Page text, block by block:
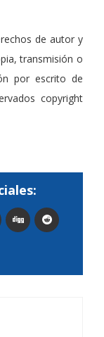
de autor y
transmisión o
por escrito de
copyright